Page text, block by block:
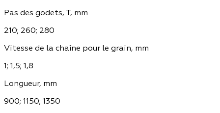
Pas des godets, T, mm
210; 260; 280
Vitesse de la chaîne pour le grain, mm
1; 1,5; 1,8
Longueur, mm
900; 1150; 1350